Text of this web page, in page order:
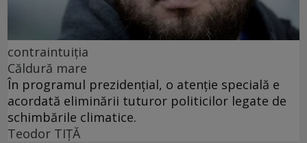
contraintuiția
Căldură mare
În programul prezidențial, o atenție specială e
acordată eliminării tuturor politicilor legate de
schimbările climatice.
Teodor TIŢĂ